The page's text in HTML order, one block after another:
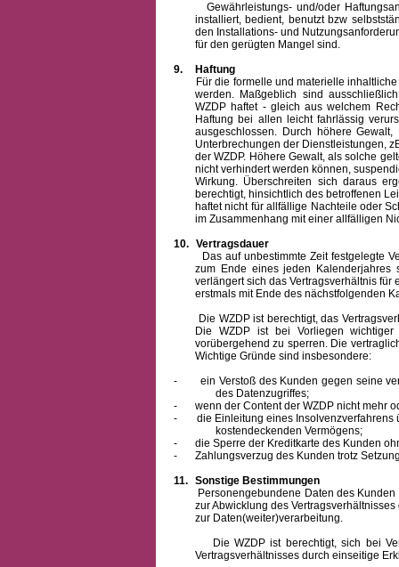
Gewährleistungs- und/oder
installiert, bedient, benutzt bzw
den Installations- und
für den gerügten Mangel sind.
9.
Haftung
Für die formelle und materielle
werden. Maßgeblich sind
WZDP haftet - gleich aus welchem
Haftung bei allen leicht fahrlässig
ausgeschlossen. Durch höhere
Unterbrechungen der Dienstleistungen,
der WZDP. Höhere Gewalt, als solche
nicht verhindert werden können,
Wirkung. Überschreiten sich daraus
berechtigt, hinsichtlich des betroffenen
haftet nicht für allfällige Nachteile oder
im Zusammenhang mit einer allfälligen
10. Vertragsdauer
Das auf unbestimmte Zeit festgelegte
zum Ende eines jeden Kalenderjahres
verlängert sich das Vertragsverhältnis
erstmals mit Ende des nächstfolgenden
Die WZDP ist berechtigt, das
Die WZDP ist bei Vorliegen
vorübergehend zu sperren. Die
Wichtige Gründe sind insbesondere:
-
ein Verstoß des Kunden gegen seine
des Datenzugriffes;
-
wenn der Content der WZDP nicht mehr
-
die Einleitung eines
kostendeckenden Vermögens;
-
die Sperre der Kreditkarte des Kunden
-
Zahlungsverzug des Kunden trotz
11. Sonstige Bestimmungen
Personengebundene Daten des Kunden
zur Abwicklung des
zur Daten(weiter)verarbeitung.
Die WZDP ist berechtigt, sich bei
Vertragsverhältnisses durch einseitige